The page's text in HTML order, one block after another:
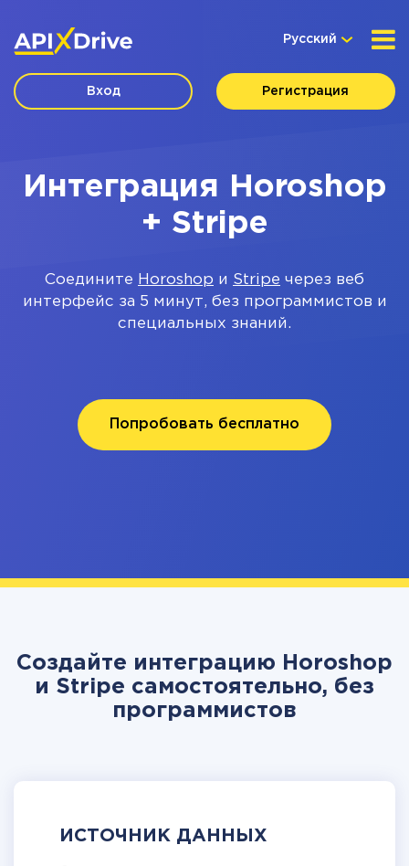
Русский
Вход Регистрация
Интеграция Horoshop
+ Stripe
Соедините Horoshop и Stripe через веб
интерфейс за 5 минут, без программистов и
специальных знаний.
Попробовать бесплатно
Создайте интеграцию Horoshop
и Stripe самостоятельно, без
программистов
ИСТОЧНИК ДАННЫХ